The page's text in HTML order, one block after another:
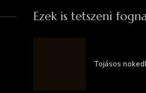
Ezek is tetszeni
Tojásos